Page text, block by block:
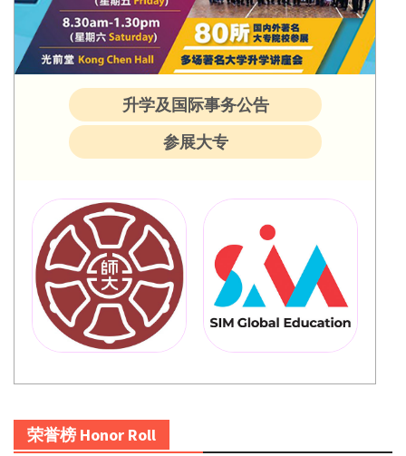
升学及国际事务公告
参展大专
荣誉榜 Honor Roll